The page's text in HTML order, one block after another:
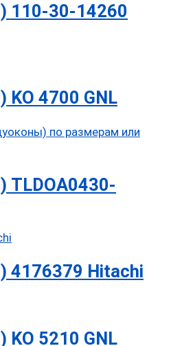
110-30-14260
4700 GNL
TLDOA0430-
4176379 Hitachi
5210 GNL